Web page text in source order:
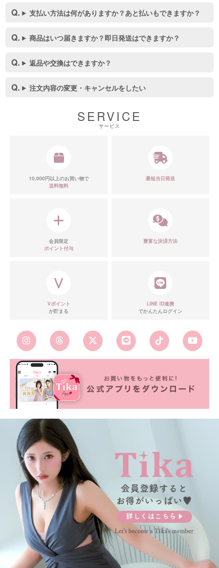
■カラーバリエーション
支払い方法は何がありますか？あと払いもできますか？
商品はいつ届きますか？即日発送はできますか？
返品や交換はできますか？
注文内容の変更・キャンセルをしたい
SERVICE
サービス
10,000円以上のお買い物で
送料無料
最短当日発送
会員限定
ポイント付与
豊富な決済方法
Vポイント
が貯まる
LINE ID連携
でかんたんログイン